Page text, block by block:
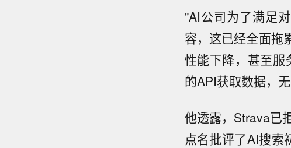
"AI公司为了满足
容，这已经全面拖
性能下降，甚至服
的API获取数据，
他透露，Strava已
点名批评了AI搜